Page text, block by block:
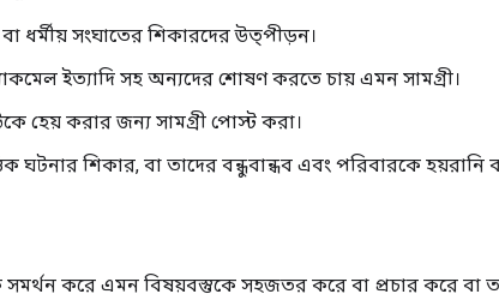
বা ধর্মীয় সংঘাতের শিকারদের উত্পীড়ন।
ইত্যাদি সহ অন্যদের শোষণ করতে চায় এমন সামগ্রী।
হেয় করার জন্য সামগ্রী পোস্ট করা।
ঘটনার শিকার, বা তাদের বন্ধুবান্ধব এবং পরিবারকে হয়রানি
সমর্থন করে এমন বিষয়বস্তুকে সহজতর করে বা প্রচার করে বা